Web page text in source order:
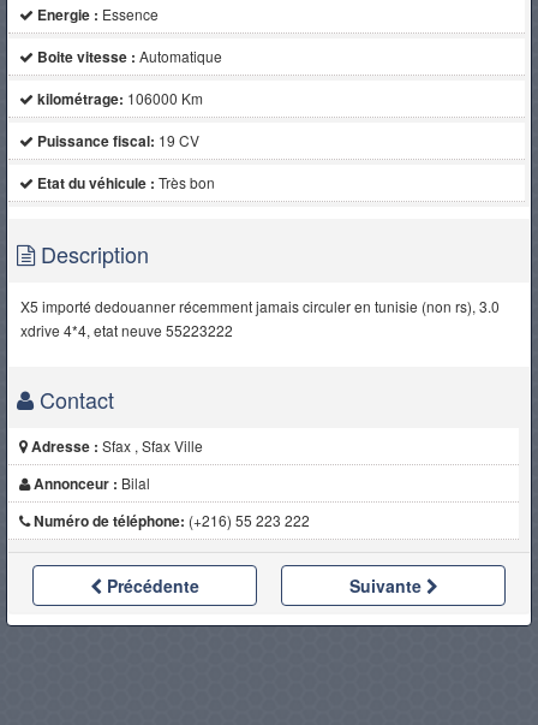
Energie : Essence
Boite vitesse : Automatique
kilométrage: 106000 Km
Puissance fiscal: 19 CV
Etat du véhicule : Très bon
Description
X5 importé dedouanner récemment jamais circuler en tunisie (non rs), 3.0
xdrive 4*4, etat neuve 55223222
Contact
Adresse : Sfax , Sfax Ville
Annonceur : Bilal
Numéro de téléphone: (+216) 55 223 222
Précédente Suivante